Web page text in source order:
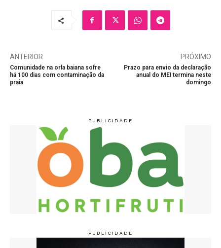
ANTERIOR
Comunidade na orla baiana sofre
há 100 dias com contaminação da
praia
PRÓXIMO
Prazo para envio da declaração
anual do MEI termina neste
domingo